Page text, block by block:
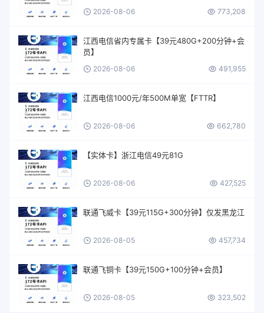
2026-08-06 773,208
江西电信省内专属卡【39元480G+200分钟+会
员】
2026-08-06 491,955
江西电信1000元/年500M单宽【FTTR】
2026-08-06 662,780
【实体卡】浙江电信49元81G
2026-08-06 427,525
联通飞威卡【39元115G+300分钟】仅发黑龙江
2026-08-05 457,734
联通飞铜卡【39元150G+100分钟+会员】
2026-08-05 323,502